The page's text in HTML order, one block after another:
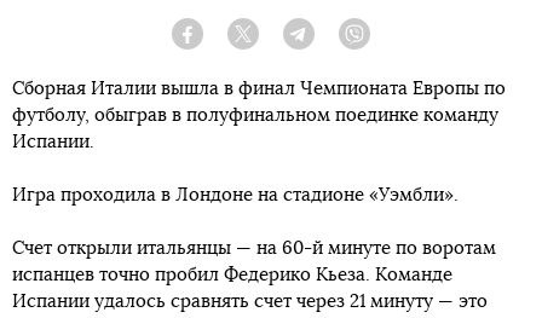
Facebook Twitter Telegram
Сборная Италии вышла в финал Чемпионата Европы по
футболу, обыграв в полуфинальном поединке команду
Испании.
Игра проходила в Лондоне на стадионе «Уэмбли».
Счет открыли итальянцы — на 60-й минуте по воротам
испанцев точно пробил Федерико Кьеза. Команде
Испании удалось сравнять счет через 21 минуту — это